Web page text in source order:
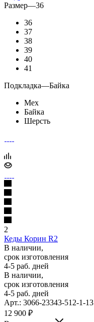
Размер—36
36
37
38
39
40
41
Подкладка—Байка
Мех
Байка
Шерсть
2
Кеды Корин R2
В наличии,
срок изготовления
4-5 раб. дней
В наличии,
срок изготовления
4-5 раб. дней
Арт.: 3066-23343-512-1-13
12 900 ₽